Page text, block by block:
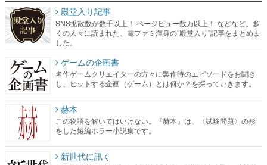
殿堂入り記事
SNS拡散数が数千以上！ ページビュー数万以上！ などなど。多
くの人々に読まれた、電ファミ渾身の“殿堂入り”記事をまとめま
した。
ゲームの企画書
名作ゲームクリエイターの方々に製作時のエピソードをお聞き
し、ヒットする企画（ゲーム）とは何か？を探っていきます。
赫本
この物語を解いてはいけない。『赫本』は、〈試験問題〉の形
をした短編ホラー小説集です。
新世代に訊く